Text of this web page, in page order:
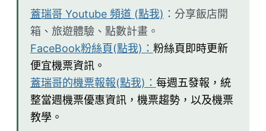
蓋瑞哥 Youtube 頻道 (點我) ： 分享飯店開
箱、旅遊體驗、點數計畫。
FaceBook粉絲頁(點我)： 粉絲頁即時更新
便宜機票資訊。
蓋瑞哥的機票報報(點我)： 每週五發報，統
整當週機票優惠資訊，機票趨勢，以及機票
教學。